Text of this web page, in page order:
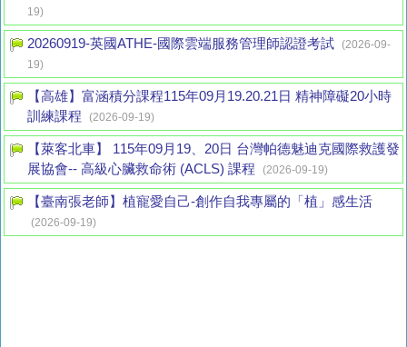
19)
20260919-英國ATHE-國際雲端服務管理師認證考試 (2026-09-
19)
【高雄】富涵積分課程115年09月19.20.21日 精神障礙20小時
訓練課程
(2026-09-19)
【萊客北車】 115年09月19、20日 台灣帕德魅迪克國際救護發
展協會-- 高級心臟救命術 (ACLS) 課程
(2026-09-19)
【臺南張老師】植寵愛自己-創作自我專屬的「植」感生活
(2026-09-19)